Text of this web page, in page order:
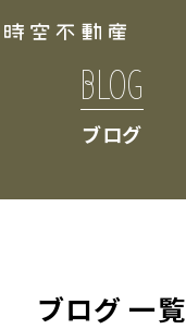
BLOG
ブログ
ブログ 一覧